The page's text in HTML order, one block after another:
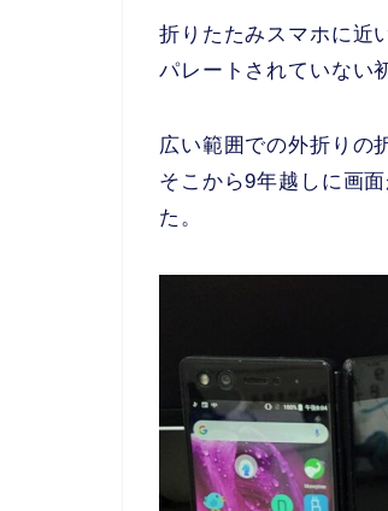
折りたたみスマホに近
パレートされていない
広い範囲での外折りの
そこから9年越しに画
た。